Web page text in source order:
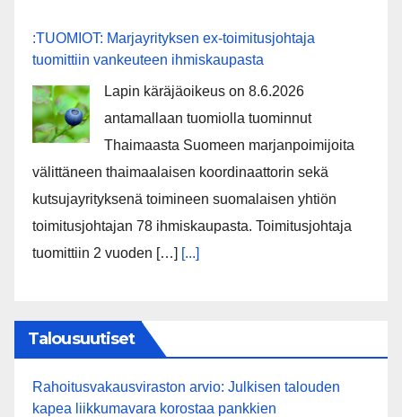
:TUOMIOT: Marjayrityksen ex-toimitusjohtaja
tuomittiin vankeuteen ihmiskaupasta
Lapin käräjäoikeus on 8.6.2026
antamallaan tuomiolla tuominnut
Thaimaasta Suomeen marjanpoimijoita
välittäneen thaimaalaisen koordinaattorin sekä
kutsujayrityksenä toimineen suomalaisen yhtiön
toimitusjohtajan 78 ihmiskaupasta. Toimitusjohtaja
tuomittiin 2 vuoden […] [...]
Talousuutiset
Rahoitusvakausviraston arvio: Julkisen talouden
kapea liikkumavara korostaa pankkien